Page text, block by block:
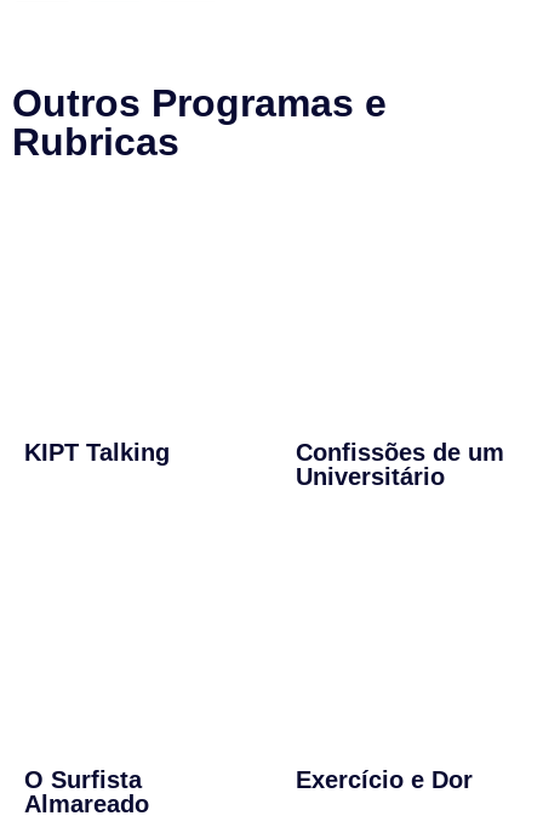
Outros Programas e
Rubricas
KIPT Talking
Confissões de um
Universitário
O Surfista
Almareado
Exercício e Dor